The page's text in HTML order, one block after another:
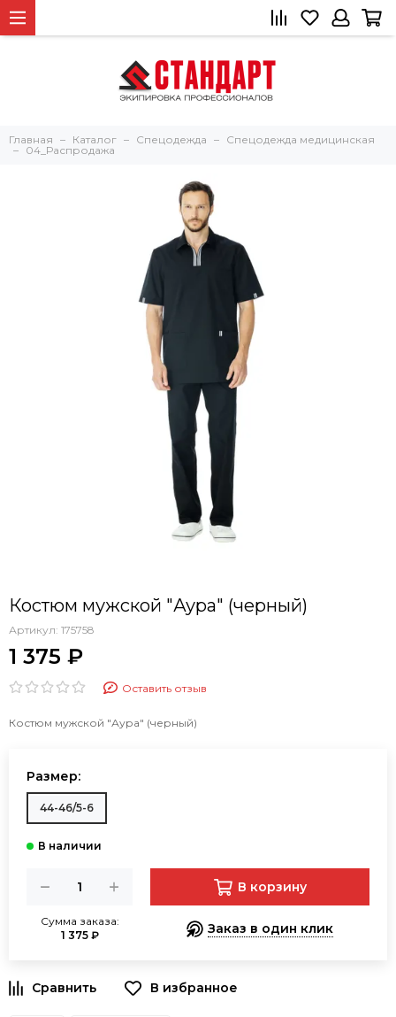
Главная Каталог Спецодежда
Спецодежда медицинская
04_Распродажа
Костюм мужской "Аура" (черный)
Артикул: 175758
1 375 ₽
Оставить отзыв
Костюм мужской "Аура" (черный)
Размер:
44-46/5-6
Сумма заказа:
1 375 ₽
В корзину
Заказ в один клик
В избранное